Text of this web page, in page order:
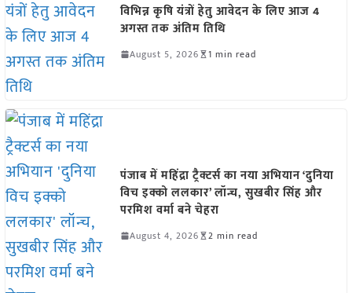
विभिन्न कृषि यंत्रों हेतु आवेदन के लिए आज 4
अगस्त तक अंतिम तिथि
August 5, 2026 1 min read
पंजाब में महिंद्रा ट्रैक्टर्स का नया अभियान ‘दुनिया
विच इक्को ललकार’ लॉन्च, सुखबीर सिंह और
परमिश वर्मा बने चेहरा
August 4, 2026 2 min read